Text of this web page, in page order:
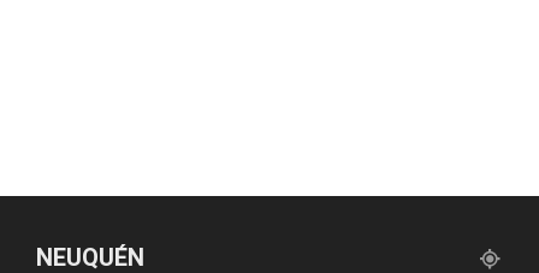
NEUQUÉN